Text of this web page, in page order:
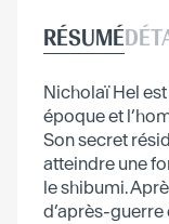
RÉSUMÉ
Nicholaï Hel
époque et
Son secret
atteindre une
le shibumi.
d’après-guerre